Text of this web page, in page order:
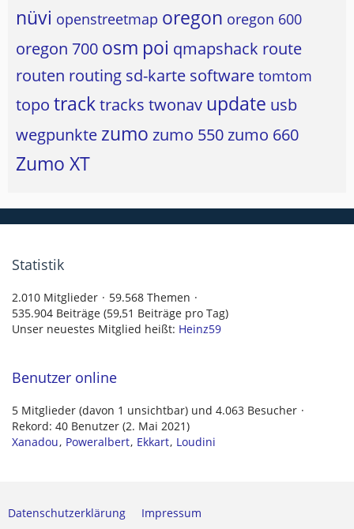
nüvi openstreetmap oregon oregon 600
oregon 700 osm poi qmapshack route
routen routing sd-karte software tomtom
topo tracktracks twonav update usb
wegpunkte zumo zumo 550zumo 660
Zumo XT
Statistik
2.010 Mitglieder
59.568 Themen
535.904 Beiträge (59,51 Beiträge pro Tag)
Unser neuestes Mitglied heißt: Heinz59
Benutzer online
5 Mitglieder (davon 1 unsichtbar) und 4.063 Besucher
Rekord: 40 Benutzer (2. Mai 2021)
Xanadou Poweralbert Ekkart Loudini
Datenschutzerklärung Impressum